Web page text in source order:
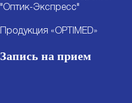
"Оптик-Экспресс"
Продукция «OPTIMED»
Запись на прием